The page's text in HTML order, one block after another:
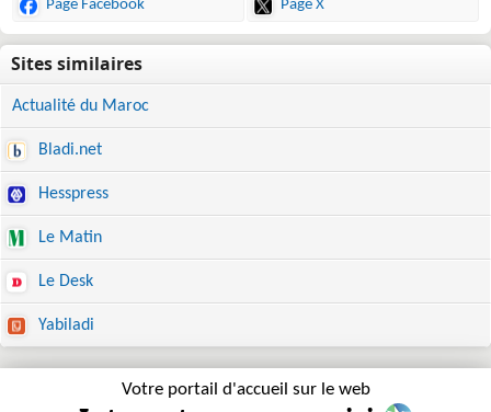
Page Facebook Page X
Actualité du Maroc
Bladi.net
Hesspress
Le Matin
Le Desk
Yabiladi
Votre portail d'accueil sur le web